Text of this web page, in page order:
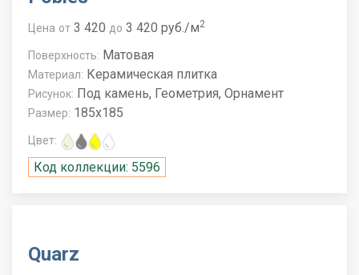
Цена от 3 420 до 3 420 руб./м2
Поверхность: Матовая
Материал: Керамическая плитка
Рисунок: Под камень, Геометрия, Орнамент
Размер: 185x185
Цвет:
Код коллекции: 5596
Quarz